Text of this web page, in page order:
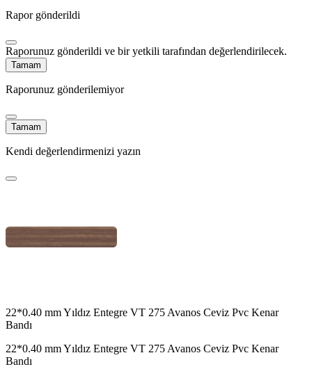
Rapor gönderildi
Raporunuz gönderildi ve bir yetkili tarafından değerlendirilecek.
Tamam
Raporunuz gönderilemiyor
Tamam
Kendi değerlendirmenizi yazın
22*0.40 mm Yıldız Entegre VT 275 Avanos Ceviz Pvc Kenar
Bandı
22*0.40 mm Yıldız Entegre VT 275 Avanos Ceviz Pvc Kenar
Bandı